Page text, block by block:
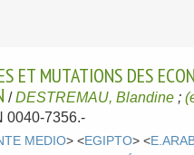
ET MUTATIONS DES
/DESTREMAU, Blandine ;
0040-7356.-
MEDIO> <EGIPTO> <